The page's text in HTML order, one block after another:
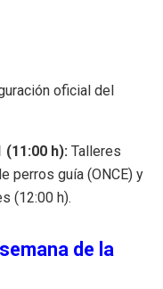
oficial del
(11:00 h):Talleres
perros guía (ONCE) y
(12:00 h).
de la